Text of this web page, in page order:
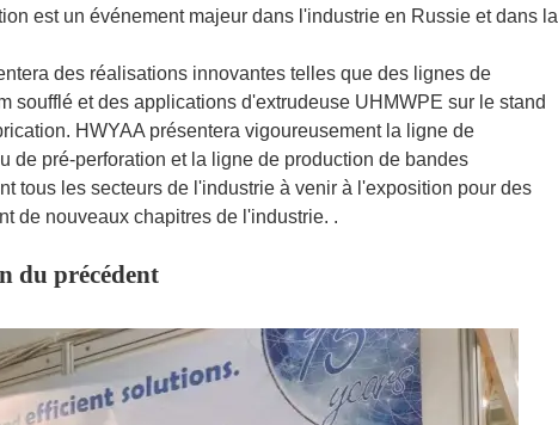
est un événement majeur dans l'industrie en Russie et dans la
des réalisations innovantes telles que des lignes de
soufflé et des applications d'extrudeuse UHMWPE sur le stand
HWYAA présentera vigoureusement la ligne de
de pré-perforation et la ligne de production de bandes
tous les secteurs de l'industrie à venir à l'exposition pour des
de nouveaux chapitres de l'industrie. .
du précédent